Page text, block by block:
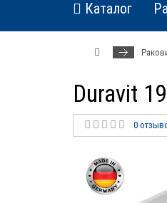
Каталог
Duravit
0